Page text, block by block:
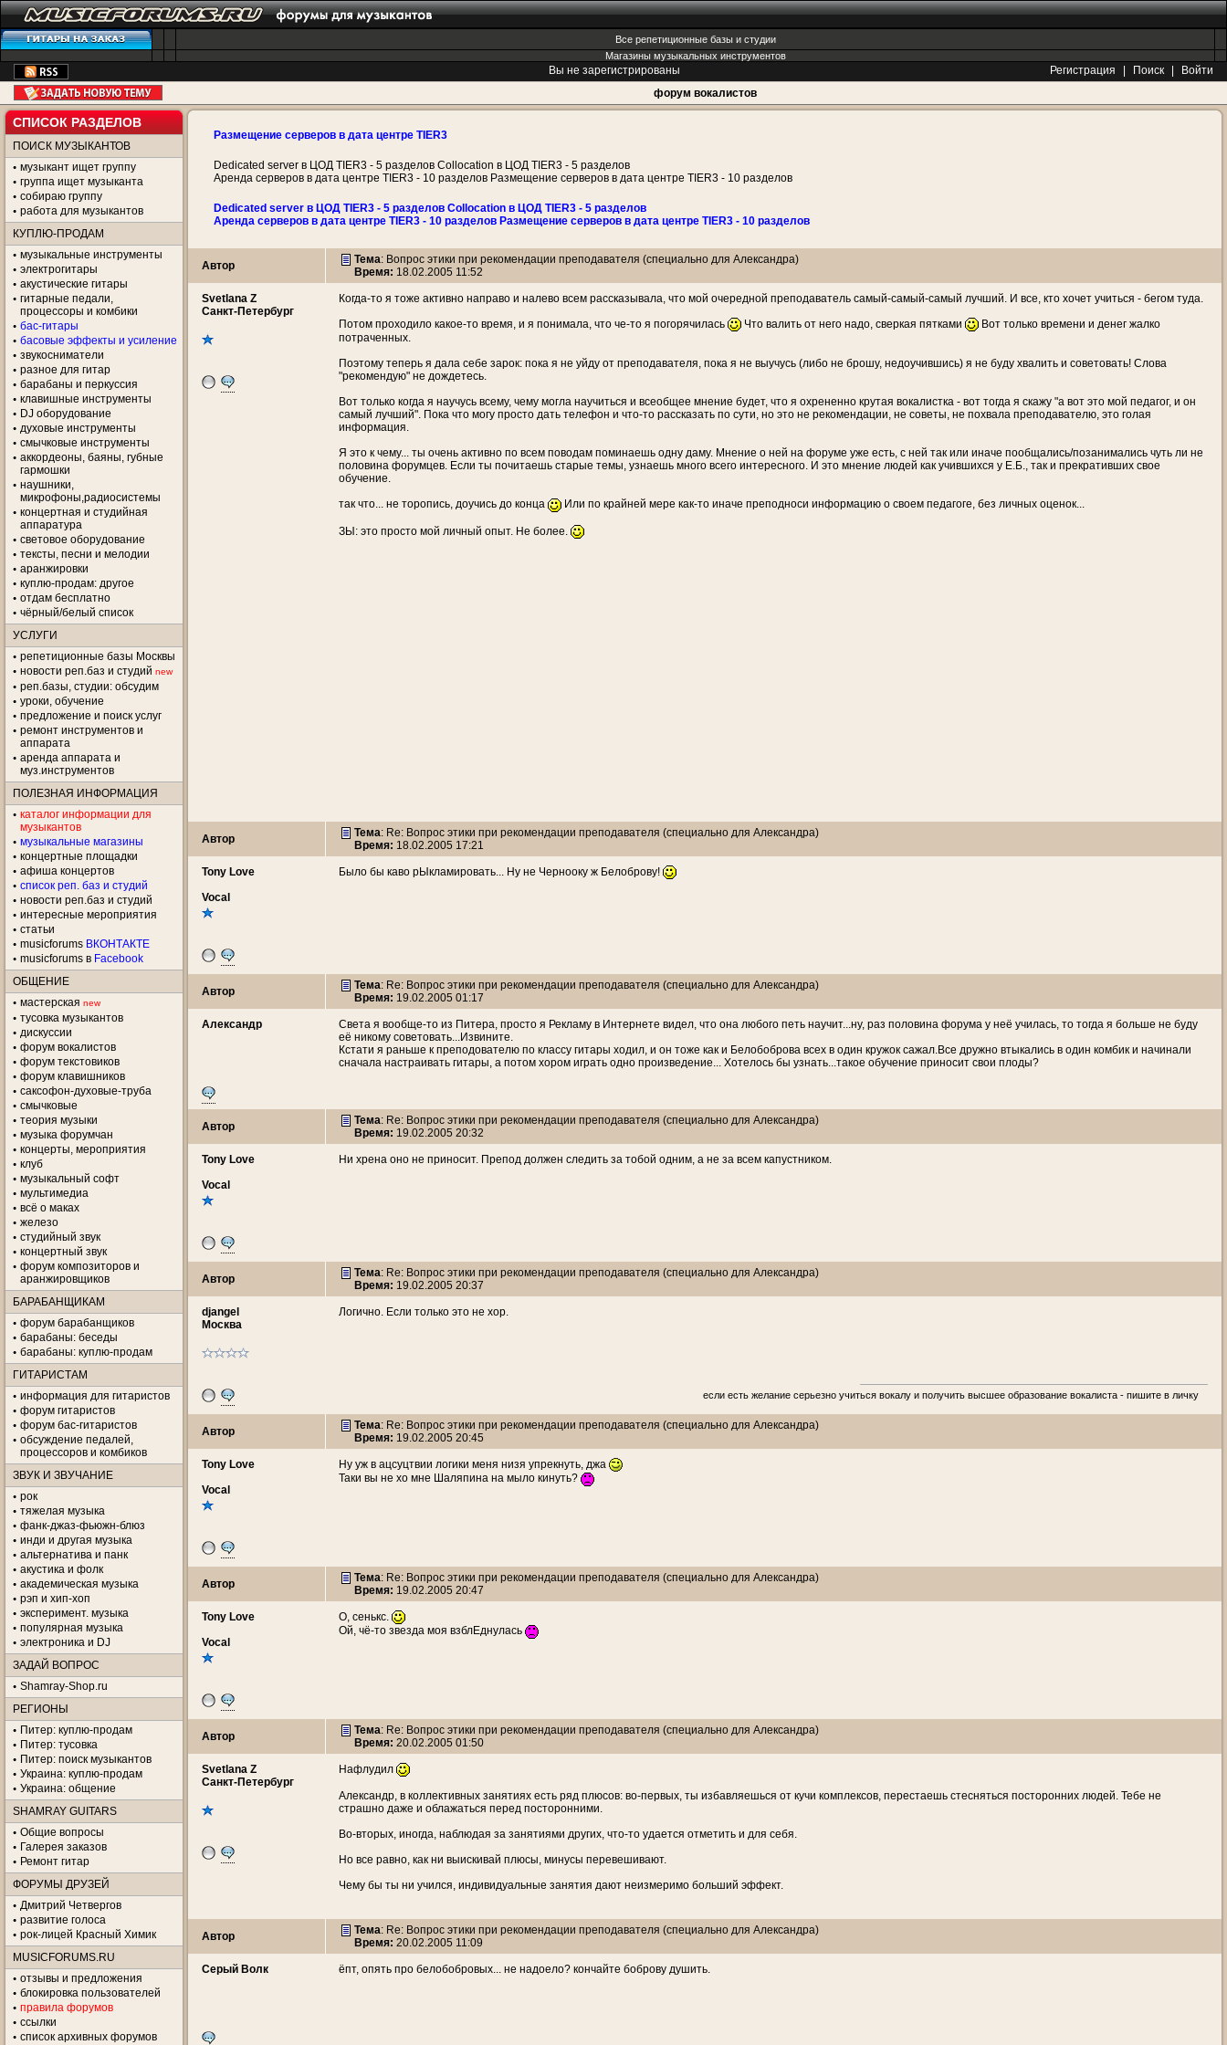
Все репетиционные базы и студии
Магазины музыкальных инструментов
Вы не зарегистрированы Регистрация Поиск
Войти
форум вокалистов
СПИСОК РАЗДЕЛОВ
ПОИСК МУЗЫКАНТОВ
музыкант ищет группу
группа ищет музыканта
собираю группу
работа для музыкантов
КУПЛЮ-ПРОДАМ
музыкальные инструменты
электрогитары
акустические гитары
гитарные педали,
процессоры и комбики
бас-гитары
басовые эффекты и усиление
звукосниматели
разное для гитар
барабаны и перкуссия
клавишные инструменты
DJ оборудование
духовые инструменты
смычковые инструменты
аккордеоны, баяны, губные
гармошки
наушники,
микрофоны,радиосистемы
концертная и студийная
аппаратура
световое оборудование
тексты, песни и мелодии
аранжировки
куплю-продам: другое
отдам бесплатно
чёрный/белый список
УСЛУГИ
репетиционные базы Москвы
новости реп.баз и студий new
реп.базы, студии: обсудим
уроки, обучение
предложение и поиск услуг
ремонт инструментов и
аппарата
аренда аппарата и
муз.инструментов
ПОЛЕЗНАЯ ИНФОРМАЦИЯ
каталог информации для
музыкантов
музыкальные магазины
концертные площадки
aфиша концертов
список реп. баз и студий
новости реп.баз и студий
интересные мероприятия
статьи
musicforums ВКОНТАКТЕ
musicforums в Facebook
ОБЩЕНИЕ
мастерская new
тусовка музыкантов
дискуссии
форум вокалистов
форум текстовиков
форум клавишников
саксофон-духовые-труба
смычковые
теория музыки
музыка форумчан
концерты, мероприятия
клуб
музыкальный софт
мультимедиа
всё о маках
железо
студийный звук
концертный звук
форум композиторов и
аранжировщиков
БАРАБАНЩИКАМ
форум барабанщиков
барабаны: беседы
барабаны: куплю-продам
ГИТАРИСТАМ
информация для гитаристов
форум гитаристов
форум бас-гитаристов
обсуждение педалей,
процессоров и комбиков
ЗВУК И ЗВУЧАНИЕ
рок
тяжелая музыка
фанк-джаз-фьюжн-блюз
инди и другая музыка
альтернатива и панк
акустика и фолк
академическая музыка
рэп и хип-хоп
эксперимент. музыка
популярная музыка
электроника и DJ
ЗАДАЙ ВОПРОС
Shamray-Shop.ru
РЕГИОНЫ
Питер: куплю-продам
Питер: тусовка
Питер: поиск музыкантов
Украина: куплю-продам
Украина: общение
SHAMRAY GUITARS
Общие вопросы
Галерея заказов
Ремонт гитар
ФОРУМЫ ДРУЗЕЙ
Дмитрий Четвергов
развитие голоса
рок-лицей Красный Химик
MUSICFORUMS.RU
отзывы и предложения
блокировка пользователей
правила форумов
ссылки
список архивных форумов
Размещение серверов в дата центре TIER3
Dedicated server в ЦОД TIER3 - 5 разделов Collocation в ЦОД TIER3 - 5 разделов
Аренда серверов в дата центре TIER3 - 10 разделов Размещение серверов в дата центре TIER3 - 10 разделов
Dedicated server в ЦОД TIER3 - 5 разделов Collocation в ЦОД TIER3 - 5 разделов
Аренда серверов в дата центре TIER3 - 10 разделов Размещение серверов в дата центре TIER3 - 10 разделов
Автор Тема: Вопрос этики при рекомендации преподавателя (специально для Александра)
Время: 18.02.2005 11:52
Svetlana Z
Санкт-Петербург
Когда-то я тоже активно направо и налево всем рассказывала, что мой очередной преподаватель самый-самый-самый лучший. И все, кто хочет учиться - бегом туда.
Потом проходило какое-то время, и я понимала, что че-то я погорячилась
Что валить от него надо, сверкая пятками
Вот только времени и денег жалко
потраченных.
Поэтому теперь я дала себе зарок: пока я не уйду от преподавателя, пока я не выучусь (либо не брошу, недоучившись) я не буду хвалить и советовать! Слова
"рекомендую" не дождетесь.
Вот только когда я научусь всему, чему могла научиться и всеобщее мнение будет, что я охрененно крутая вокалистка - вот тогда я скажу "а вот это мой педагог, и он
самый лучший". Пока что могу просто дать телефон и что-то рассказать по сути, но это не рекомендации, не советы, не похвала преподавателю, это голая
информация.
Я это к чему... ты очень активно по всем поводам поминаешь одну даму. Мнение о ней на форуме уже есть, с ней так или иначе пообщались/позанимались чуть ли не
половина форумцев. Если ты почитаешь старые темы, узнаешь много всего интересного. И это мнение людей как учившихся у Е.Б., так и прекративших свое
обучение.
так что... не торопись, доучись до конца
Или по крайней мере как-то иначе преподноси информацию о своем педагоге, без личных оценок...
ЗЫ: это просто мой личный опыт. Не более.
Автор Тема: Re: Вопрос этики при рекомендации преподавателя (специально для Александра)
Время: 18.02.2005 17:21
Tony Love
Vocal
Было бы каво рЫкламировать... Ну не Чернооку ж Белоброву!
Автор Тема: Re: Вопрос этики при рекомендации преподавателя (специально для Александра)
Время: 19.02.2005 01:17
Александр
Света я вообще-то из Питера, просто я Рекламу в Интернете видел, что она любого петь научит...ну, раз половина форума у неё училась, то тогда я больше не буду
её никому советовать...Извините.
Кстати я раньше к преподователю по классу гитары ходил, и он тоже как и Белобоброва всех в один кружок сажал.Все дружно втыкались в один комбик и начинали
сначала настраивать гитары, а потом хором играть одно произведение... Хотелось бы узнать...такое обучение приносит свои плоды?
Автор Тема: Re: Вопрос этики при рекомендации преподавателя (специально для Александра)
Время: 19.02.2005 20:32
Tony Love
Vocal
Ни хрена оно не приносит. Препод должен следить за тобой одним, а не за всем капустником.
Автор Тема: Re: Вопрос этики при рекомендации преподавателя (специально для Александра)
Время: 19.02.2005 20:37
djangel
Москва
Логично. Если только это не хор.
если есть желание серьезно учиться вокалу и получить высшее образование вокалиста - пишите в личку
Автор Тема: Re: Вопрос этики при рекомендации преподавателя (специально для Александра)
Время: 19.02.2005 20:45
Tony Love
Vocal
Ну уж в ацсуцтвии логики меня низя упрекнуть, джа
Таки вы не хо мне Шаляпина на мыло кинуть?
Автор Тема: Re: Вопрос этики при рекомендации преподавателя (специально для Александра)
Время: 19.02.2005 20:47
Tony Love
Vocal
О, сенькс.
Ой, чё-то звезда моя взблЕднулась
Автор Тема: Re: Вопрос этики при рекомендации преподавателя (специально для Александра)
Время: 20.02.2005 01:50
Svetlana Z
Санкт-Петербург
Нафлудил
Александр, в коллективных занятиях есть ряд плюсов: во-первых, ты избавляешься от кучи комплексов, перестаешь стесняться посторонних людей. Тебе не
страшно даже и облажаться перед посторонними.
Во-вторых, иногда, наблюдая за занятиями других, что-то удается отметить и для себя.
Но все равно, как ни выискивай плюсы, минусы перевешивают.
Чему бы ты ни учился, индивидуальные занятия дают неизмеримо больший эффект.
Автор Тема: Re: Вопрос этики при рекомендации преподавателя (специально для Александра)
Время: 20.02.2005 11:09
Серый Волк ёпт, опять про белобобровых... не надоело? кончайте боброву душить.